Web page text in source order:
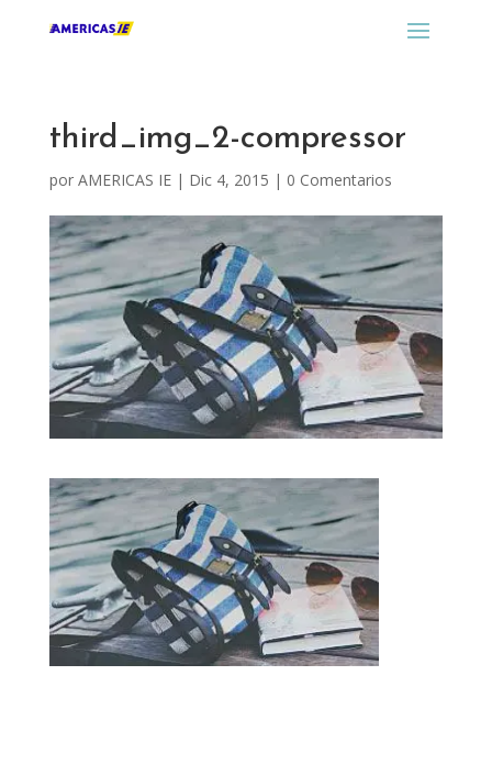
third_img_2-compressor
por AMERICAS IE| Dic 4, 2015 | 0 Comentarios